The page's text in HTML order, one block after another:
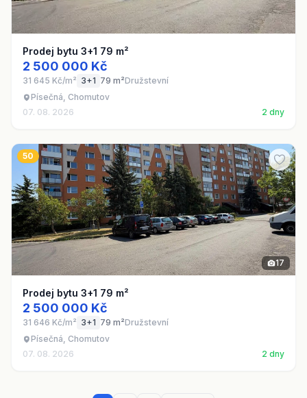
Prodej bytu 3+1 79 m²
2 500 000 Kč
31 645 Kč/m² 3+1 79 m²Družstevní
Písečná, Chomutov
07. 08. 2026
2 dny
50
17
Prodej bytu 3+1 79 m²
2 500 000 Kč
31 646 Kč/m² 3+1 79 m²Družstevní
Písečná, Chomutov
07. 08. 2026
2 dny